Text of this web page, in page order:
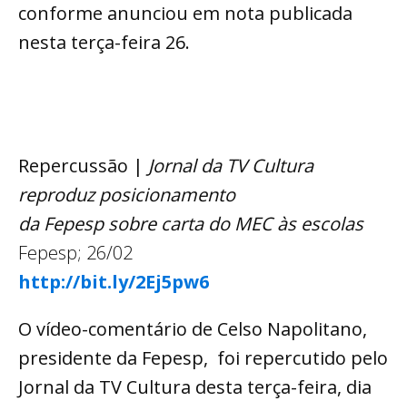
conforme anunciou em nota publicada
nesta terça-feira 26.
Repercussão | Jornal da TV Cultura
reproduz posicionamento
da Fepesp sobre carta do MEC às escolas
Fepesp; 26/02
http://bit.ly/2Ej5pw6
O vídeo-comentário de Celso Napolitano,
presidente da Fepesp, foi repercutido pelo
Jornal da TV Cultura desta terça-feira, dia